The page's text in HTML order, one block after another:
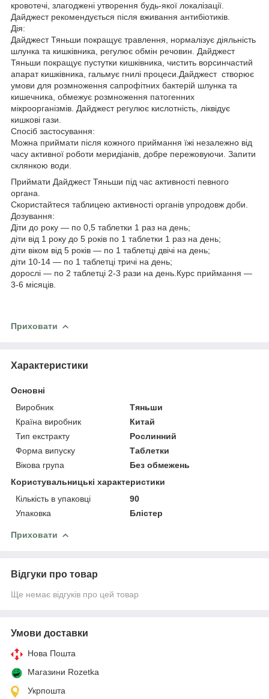
кровотечі, злагоджені утворення будь-якої локалізації.
Дайджест рекомендується після вживання антибіотиків.
Дія:
Дайджест Тяньши покращує травлення, нормалізує діяльність
шлунка та кишківника, регулює обмін речовин. Дайджест
Тяньши покращує пустутки кишківника, чистить ворсинчастий
апарат кишківника, гальмує гнилі процеси.Дайджест створює
умови для розмноження сапрофітних бактерій шлунка та
кишечника, обмежує розмноження патогенних
мікроорганізмів. Дайджест регулює кислотність, ліквідує
кишкові гази.
Спосіб застосування:
Можна приймати після кожного приймання їжі незалежно від
часу активної роботи меридіанів, добре пережовуючи. Запити
склянкою води.
Приймати Дайджест Тяньши під час активності певного
органа.
Скористайтеся таблицею активності органів упродовж доби.
Дозування:
Діти до року — по 0,5 таблетки 1 раз на день;
діти від 1 року до 5 років по 1 таблетки 1 раз на день;
діти віком від 5 років — по 1 таблетці двічі на день;
діти 10-14 — по 1 таблетці тричі на день;
дорослі — по 2 таблетці 2-3 рази на день.Курс приймання —
3-6 місяців.
Приховати
Характеристики
Основні
Виробник
Тяньши
Країна виробник
Китай
Тип екстракту
Рослинний
Форма випуску
Таблетки
Вікова група
Без обмежень
Користувальницькі характеристики
Кількість в упаковці
90
Упаковка
Блістер
Приховати
Відгуки про товар
Ще немає відгуків про цей товар
Умови доставки
Нова Пошта
Магазини Rozetka
Укрпошта